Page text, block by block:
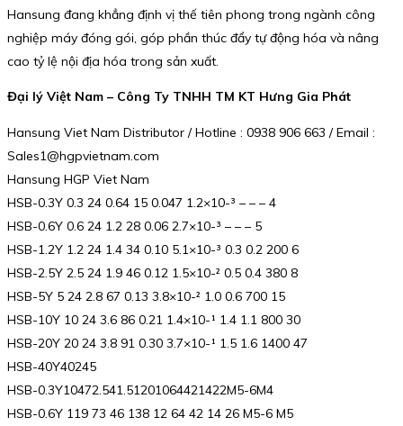
Hansung đang khẳng định vị thế tiên phong trong ngành công
nghiệp máy đóng gói, góp phần thúc đẩy tự động hóa và nâng
cao tỷ lệ nội địa hóa trong sản xuất.
Đại lý Việt Nam – Công Ty TNHH TM KT Hưng Gia Phát
Hansung Viet Nam Distributor / Hotline : 0938 906 663 / Email :
Sales1@hgpvietnam.com
Hansung HGP Viet Nam
HSB-0.3Y 0.3 24 0.64 15 0.047 1.2×10-³ – – – 4
HSB-0.6Y 0.6 24 1.2 28 0.06 2.7×10-³ – – – 5
HSB-1.2Y 1.2 24 1.4 34 0.10 5.1×10-³ 0.3 0.2 200 6
HSB-2.5Y 2.5 24 1.9 46 0.12 1.5×10-² 0.5 0.4 380 8
HSB-5Y 5 24 2.8 67 0.13 3.8×10-² 1.0 0.6 700 15
HSB-10Y 10 24 3.6 86 0.21 1.4×10-¹ 1.4 1.1 800 30
HSB-20Y 20 24 3.8 91 0.30 3.7×10-¹ 1.5 1.6 1400 47
HSB-40Y40245
HSB-0.3Y10472.541.51201064421422M5-6M4
HSB-0.6Y 119 73 46 138 12 64 42 14 26 M5-6 M5